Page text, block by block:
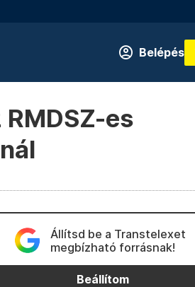
Belépés
es
Állítsd be a Transtelexet
megbízható forrásnak!
Beállítom